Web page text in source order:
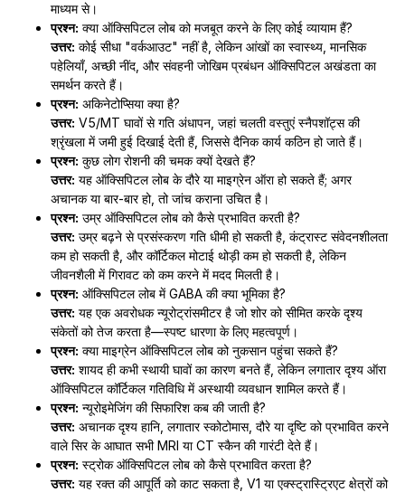
माध्यम से।
प्रश्न: क्या ऑक्सिपिटल लोब को मजबूत करने के लिए कोई व्यायाम हैं?
उत्तर: कोई सीधा "वर्कआउट" नहीं है, लेकिन आंखों का स्वास्थ्य, मानसिक
पहेलियाँ, अच्छी नींद, और संवहनी जोखिम प्रबंधन ऑक्सिपिटल अखंडता का
समर्थन करते हैं।
प्रश्न: अकिनेटोप्सिया क्या है?
उत्तर: V5/MT घावों से गति अंधापन, जहां चलती वस्तुएं स्नैपशॉट्स की
श्रृंखला में जमी हुई दिखाई देती हैं, जिससे दैनिक कार्य कठिन हो जाते हैं।
प्रश्न: कुछ लोग रोशनी की चमक क्यों देखते हैं?
उत्तर: यह ऑक्सिपिटल लोब के दौरे या माइग्रेन ऑरा हो सकते हैं; अगर
अचानक या बार-बार हो, तो जांच कराना उचित है।
प्रश्न: उम्र ऑक्सिपिटल लोब को कैसे प्रभावित करती है?
उत्तर: उम्र बढ़ने से प्रसंस्करण गति धीमी हो सकती है, कंट्रास्ट संवेदनशीलता
कम हो सकती है, और कॉर्टिकल मोटाई थोड़ी कम हो सकती है, लेकिन
जीवनशैली में गिरावट को कम करने में मदद मिलती है।
प्रश्न: ऑक्सिपिटल लोब में GABA की क्या भूमिका है?
उत्तर: यह एक अवरोधक न्यूरोट्रांसमीटर है जो शोर को सीमित करके दृश्य
संकेतों को तेज करता है—स्पष्ट धारणा के लिए महत्वपूर्ण।
प्रश्न: क्या माइग्रेन ऑक्सिपिटल लोब को नुकसान पहुंचा सकते हैं?
उत्तर: शायद ही कभी स्थायी घावों का कारण बनते हैं, लेकिन लगातार दृश्य ऑरा
ऑक्सिपिटल कॉर्टिकल गतिविधि में अस्थायी व्यवधान शामिल करते हैं।
प्रश्न: न्यूरोइमेजिंग की सिफारिश कब की जाती है?
उत्तर: अचानक दृश्य हानि, लगातार स्कोटोमास, दौरे या दृष्टि को प्रभावित करने
वाले सिर के आघात सभी MRI या CT स्कैन की गारंटी देते हैं।
प्रश्न: स्ट्रोक ऑक्सिपिटल लोब को कैसे प्रभावित करता है?
उत्तर: यह रक्त की आपूर्ति को काट सकता है, V1 या एक्स्ट्रास्ट्रिएट क्षेत्रों को